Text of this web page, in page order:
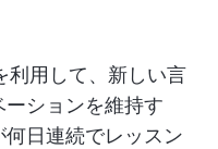
利用して、新しい言
ションを維持す
日連続でレッスン